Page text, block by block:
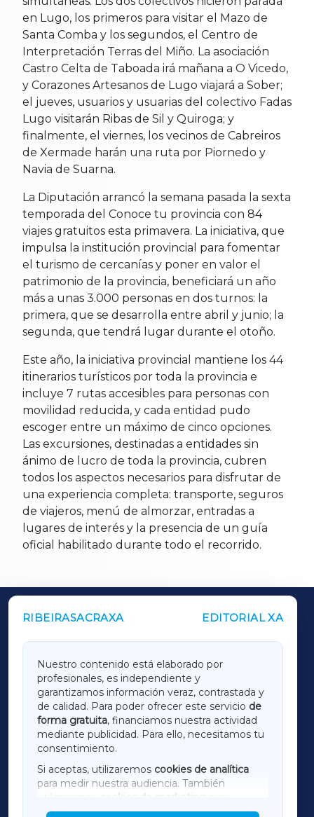
en Lugo, los primeros para visitar el Mazo de
Santa Comba y los segundos, el Centro de
Interpretación Terras del Miño. La asociación
Castro Celta de Taboada irá mañana a O Vicedo,
y Corazones Artesanos de Lugo viajará a Sober;
el jueves, usuarios y usuarias del colectivo Fadas
Lugo visitarán Ribas de Sil y Quiroga; y
finalmente, el viernes, los vecinos de Cabreiros
de Xermade harán una ruta por Piornedo y
Navia de Suarna.
La Diputación arrancó la semana pasada la sexta
temporada del Conoce tu provincia con 84
viajes gratuitos esta primavera. La iniciativa, que
impulsa la institución provincial para fomentar
el turismo de cercanías y poner en valor el
patrimonio de la provincia, beneficiará un año
más a unas 3.000 personas en dos turnos: la
primera, que se desarrolla entre abril y junio; la
segunda, que tendrá lugar durante el otoño.
Este año, la iniciativa provincial mantiene los 44
itinerarios turísticos por toda la provincia e
incluye 7 rutas accesibles para personas con
movilidad reducida, y cada entidad pudo
escoger entre un máximo de cinco opciones.
Las excursiones, destinadas a entidades sin
ánimo de lucro de toda la provincia, cubren
todos los aspectos necesarios para disfrutar de
una experiencia completa: transporte, seguros
de viajeros, menú de almorzar, entradas a
lugares de interés y la presencia de un guía
oficial habilitado durante todo el recorrido.
RIBEIRASACRAXA EDITORIAL XA
Nuestro contenido está elaborado por
profesionales, es independiente y
garantizamos información veraz, contrastada y
de calidad. Para poder ofrecer este servicio de
forma gratuita, financiamos nuestra actividad
mediante publicidad. Para ello, necesitamos tu
consentimiento.
Si aceptas, utilizaremos cookies de analítica
para medir nuestra audiencia. También
utilizaremos
cookies de marketing
mostrar publicidad de terceros.
OUTROS PERIÓDICOS
LUGOXA
TERRACHAXA
AMARIÑAXA